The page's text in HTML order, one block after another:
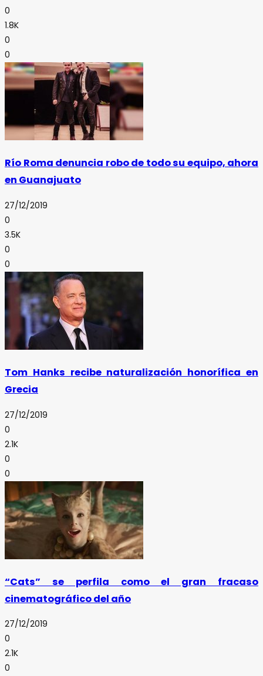
0
1.8K
0
0
Río Roma denuncia robo de todo su equipo, ahora
en Guanajuato
27/12/2019
0
3.5K
0
0
Tom Hanks recibe naturalización honorífica en
Grecia
27/12/2019
0
2.1K
0
0
“Cats” se perfila como el gran fracaso
cinematográfico del año
27/12/2019
0
2.1K
0